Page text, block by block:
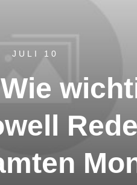
JULI 10